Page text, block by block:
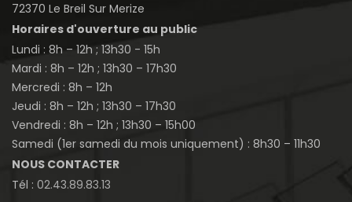
72370 Le Breil Sur Merize
Horaires d'ouverture au public
Lundi : 8h – 12h ; 13h30 - 15h
Mardi : 8h – 12h ; 13h30 – 17h30
Mercredi : 8h – 12h
Jeudi : 8h – 12h ; 13h30 – 17h30
Vendredi : 8h – 12h ; 13h30 – 15h00
Samedi (1er samedi du mois uniquement) : 8h30 – 11h30
NOUS CONTACTER
Tél : 02.43.89.83.13